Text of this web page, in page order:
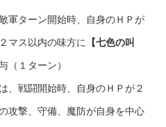
軍ターン開始時、自身のＨＰが
マス以内の味方に 【七色の叫
（１ターン）
、戦闘開始時、自身のＨＰが２
攻撃、守備、魔防が自身を中心